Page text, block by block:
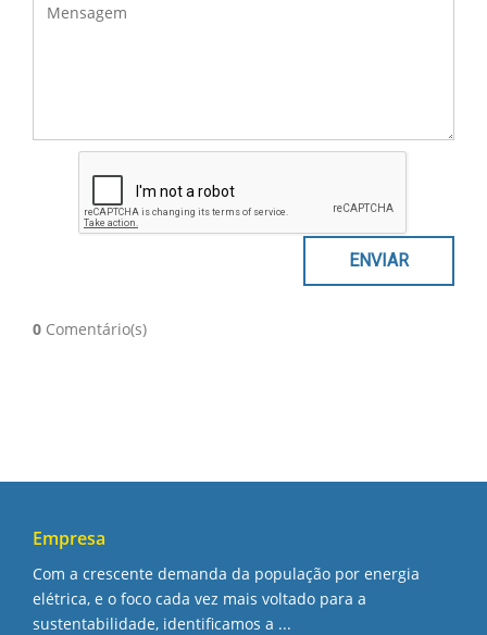
0 Comentário(s)
Empresa
Com a crescente demanda da população por energia
elétrica, e o foco cada vez mais voltado para a
sustentabilidade, identificamos a ...